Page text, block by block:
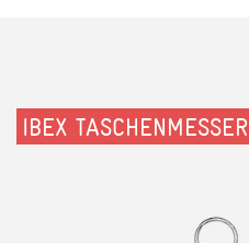
IBEX TASCHENMESSER